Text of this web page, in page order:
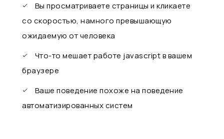
Вы просматриваете страницы и кликаете
со скоростью, намного превышающую
ожидаемую от человека
Что-то мешает работе javascript в вашем
браузере
Ваше поведение похоже на поведение
автоматизированных систем